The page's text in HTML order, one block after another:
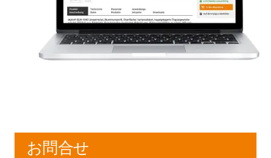
お問合せ